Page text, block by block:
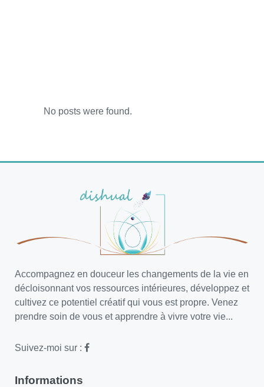
No posts were found.
Accompagnez en douceur les changements de la vie en
décloisonnant vos ressources intérieures, développez et
cultivez ce potentiel créatif qui vous est propre. Venez
prendre soin de vous et apprendre à vivre votre vie...
Suivez-moi sur :
Informations